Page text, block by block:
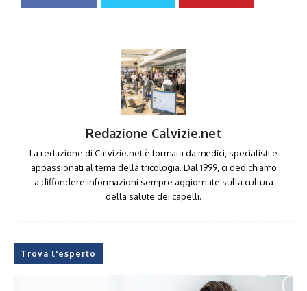
Redazione Calvizie.net
La redazione di Calvizie.net è formata da medici, specialisti e
appassionati al tema della tricologia. Dal 1999, ci dedichiamo
a diffondere informazioni sempre aggiornate sulla cultura
della salute dei capelli.
Trova l'esperto